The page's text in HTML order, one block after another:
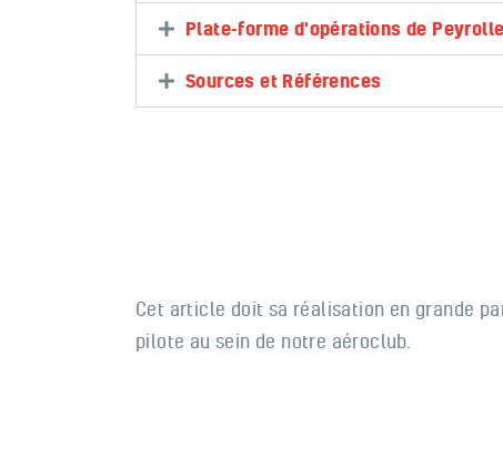
Plate-forme d'opérations de
Sources et Références
Cet article doit sa réalisation en grande
pilote au sein de notre aéroclub.